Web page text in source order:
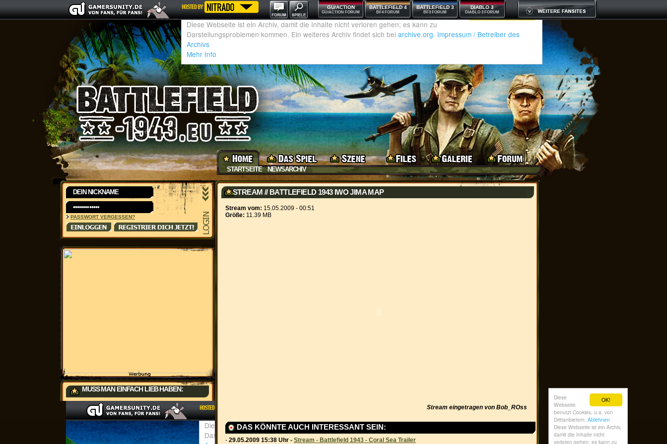
GU/ACTION
GU/ACTION FORUM
BATTLEFIELD 4
BF4 FORUM
BATTLEFIELD 3
BF3 FORUM
DIABLO 3
DIABLO 3 FORUM
STARTSEITE NEWSARCHIV
PASSWORT VERGESSEN?
MUSS MAN EINFACH LIEB HABEN:
STREAM // BATTLEFIELD 1943 IWO JIMA MAP
Stream vom: 15.05.2009 - 00:51
Größe: 11.39 MB
Stream eingetragen von Bob_ROss
DAS KÖNNTE AUCH INTERESSANT SEIN:
- 29.05.2009 15:38 Uhr - Stream - Battlefield 1943 - Coral Sea Trailer